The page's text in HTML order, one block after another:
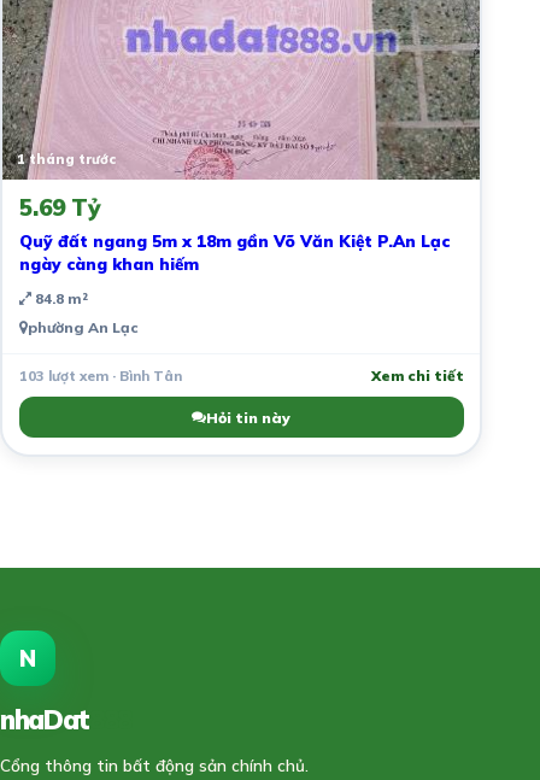
1 tháng trước
5.69 Tỷ
Quỹ đất ngang 5m x 18m gần Võ Văn Kiệt P.An Lạc
ngày càng khan hiếm
84.8 m²
phường An Lạc
103 lượt xem · Bình Tân Xem chi tiết
Hỏi tin này
N
nhaDat
Cổng thông tin bất động sản chính chủ.